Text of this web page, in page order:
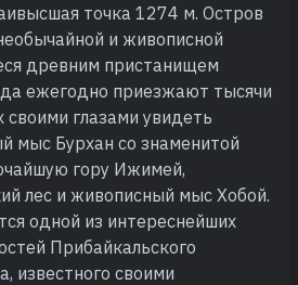
точка 1274 м. Остров
и живописной
древним пристанищем
ежегодно приезжают тысячи
глазами увидеть
мыс Бурхан со знаменитой
гору Ижимей,
лес и живописный мыс Хобой.
одной из интереснейших
Прибайкальского
известного своими